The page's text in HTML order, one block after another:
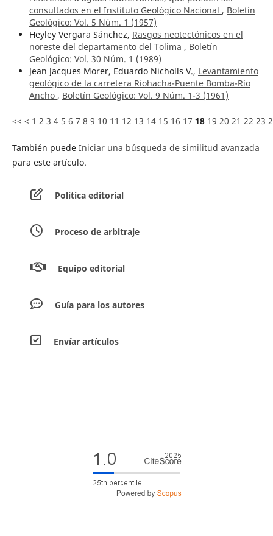
consultados en el Instituto Geológico Nacional , Boletín
Geológico: Vol. 5 Núm. 1 (1957)
Heyley Vergara Sánchez, Rasgos neotectónicos en el
noreste del departamento del Tolima , Boletín
Geológico: Vol. 30 Núm. 1 (1989)
Jean Jacques Morer, Eduardo Nicholls V., Levantamiento
geológico de la carretera Riohacha-Puente Bomba-Río
Ancho , Boletín Geológico: Vol. 9 Núm. 1-3 (1961)
<< < 1 2 3 4 5 6 7 8 9 10 11 12 13 14 15 16 17 18 19 20 21 22 23
También puede Iniciar una búsqueda de similitud avanzada
para este artículo.
Política editorial
Proceso de arbitraje
Equipo editorial
Guía para los autores
Envíar artículos